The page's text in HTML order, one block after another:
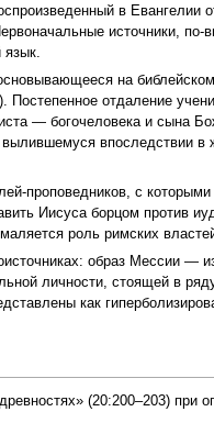
в Евангелии
источники,
язык.
на
). Постепенное отдаление
— богочеловека и сына
впоследствии
проповедников, с которыми
Иисуса борцом против
роль римских властей
образ Мессии —
личности, стоящей в
как
(20:200–203) при